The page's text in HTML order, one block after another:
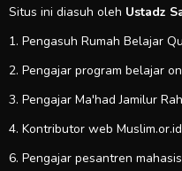
Situs ini diasuh oleh Ustadz
1. Pengasuh Rumah Belajar
2. Pengajar program belajar
3. Pengajar Ma'had Jamilur
4. Kontributor web Muslim.or.id
6. Pengajar pesantren